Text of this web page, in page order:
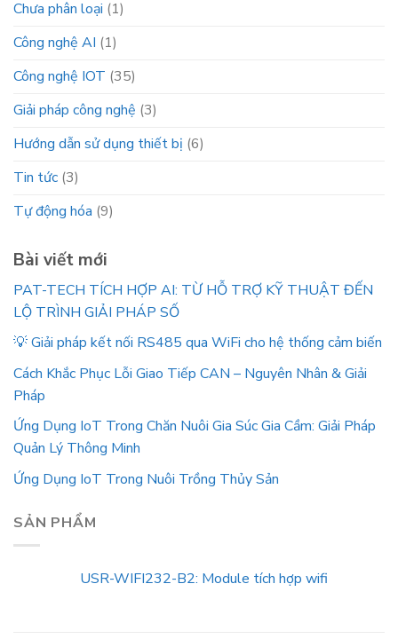
Chưa phân loại (1)
Công nghệ AI (1)
Công nghệ IOT (35)
Giải pháp công nghệ (3)
Hướng dẫn sử dụng thiết bị (6)
Tin tức (3)
Tự động hóa (9)
Bài viết mới
PAT-TECH TÍCH HỢP AI: TỪ HỖ TRỢ KỸ THUẬT ĐẾN
LỘ TRÌNH GIẢI PHÁP SỐ
💡 Giải pháp kết nối RS485 qua WiFi cho hệ thống cảm biến
Cách Khắc Phục Lỗi Giao Tiếp CAN – Nguyên Nhân & Giải
Pháp
Ứng Dụng IoT Trong Chăn Nuôi Gia Súc Gia Cầm: Giải Pháp
Quản Lý Thông Minh
Ứng Dụng IoT Trong Nuôi Trồng Thủy Sản
SẢN PHẨM
USR-WIFI232-B2: Module tích hợp wifi